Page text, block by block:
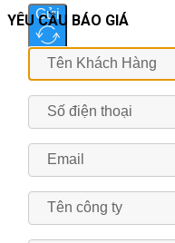
Gửi
YÊU CẦU BÁO GIÁ